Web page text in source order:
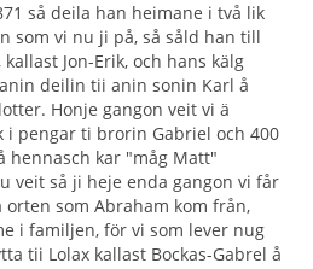
så deila han heimane i två lik
som vi nu ji på, så såld han till
Jon-Erik, och hans kälg
deilin tii anin sonin Karl å
Honje gangon veit vi ä
i pengar ti brorin Gabriel och 400
hennasch kar "måg Matt"
veit så ji heje enda gangon vi får
orten som Abraham kom från,
i familjen, för vi som lever nug
tii Lolax kallast Bockas-Gabrel å